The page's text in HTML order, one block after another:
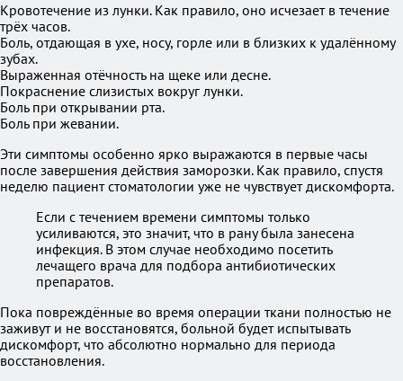
Кровотечение из лунки. Как правило, оно исчезает в течение
трёх часов.
Боль, отдающая в ухе, носу, горле или в близких к удалённому
зубах.
Выраженная отёчность на щеке или десне.
Покраснение слизистых вокруг лунки.
Боль при открывании рта.
Боль при жевании.
Эти симптомы особенно ярко выражаются в первые часы
после завершения действия заморозки. Как правило, спустя
неделю пациент стоматологии уже не чувствует дискомфорта.
Если с течением времени симптомы только
усиливаются, это значит, что в рану была занесена
инфекция. В этом случае необходимо посетить
лечащего врача для подбора антибиотических
препаратов.
Пока повреждённые во время операции ткани полностью не
заживут и не восстановятся, больной будет испытывать
дискомфорт, что абсолютно нормально для периода
восстановления.